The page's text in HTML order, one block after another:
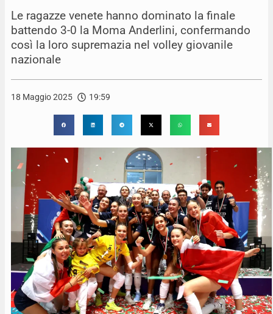
Le ragazze venete hanno dominato la finale
battendo 3-0 la Moma Anderlini, confermando
così la loro supremazia nel volley giovanile
nazionale
18 Maggio 2025 19:59